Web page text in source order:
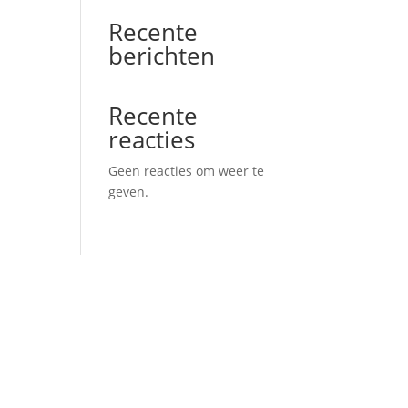
Recente
berichten
Recente
reacties
Geen reacties om weer te
geven.